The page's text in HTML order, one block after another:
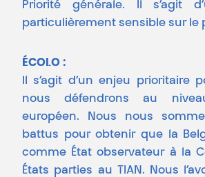
Priorité générale. Il s’agit
particulièrement sensible sur le
ÉCOLO :
Il s’agit d’un enjeu prioritaire
nous défendrons au
européen. Nous nous
battus pour obtenir que la
comme État observateur à la
États parties au TIAN. Nous